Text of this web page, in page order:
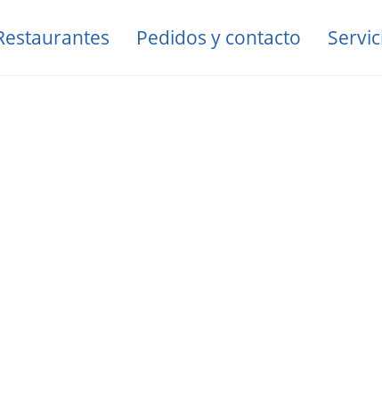
Pedidos y contacto